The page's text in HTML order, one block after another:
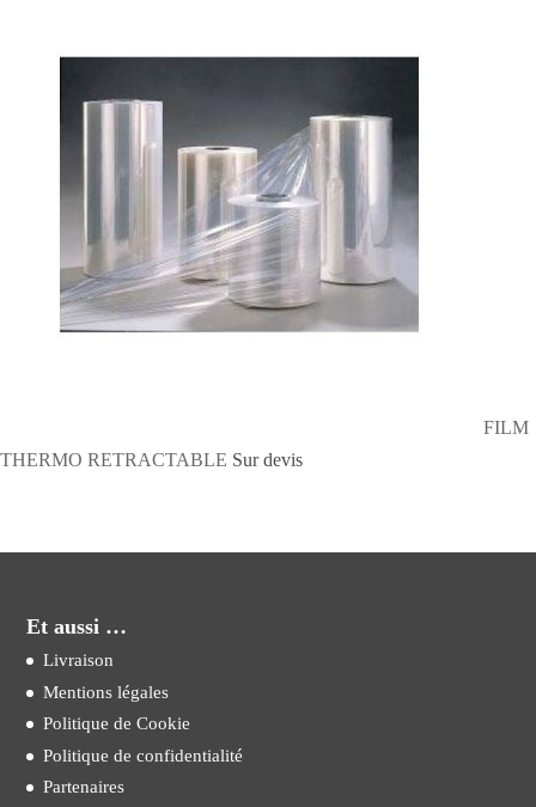
FILM
THERMO RETRACTABLE Sur devis
Et aussi …
Livraison
Mentions légales
Politique de Cookie
Politique de confidentialité
Partenaires